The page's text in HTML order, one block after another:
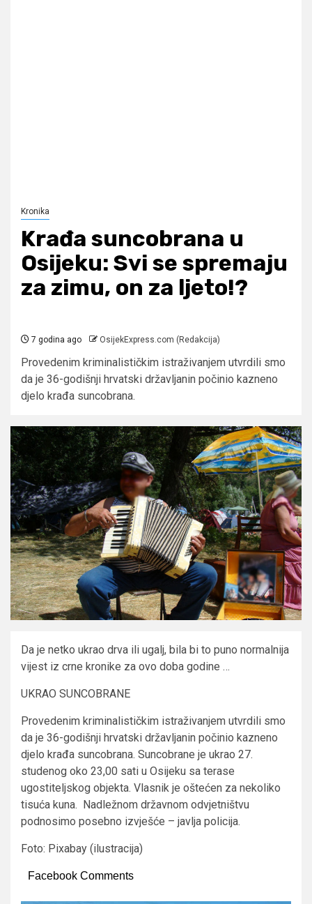
Kronika
Krađa suncobrana u
Osijeku: Svi se spremaju
za zimu, on za ljeto!?
7 godina ago OsijekExpress.com (Redakcija)
Provedenim kriminalističkim istraživanjem utvrdili smo
da je 36-godišnji hrvatski državljanin počinio kazneno
djelo krađa suncobrana.
Da je netko ukrao drva ili ugalj, bila bi to puno normalnija
vijest iz crne kronike za ovo doba godine …
UKRAO SUNCOBRANE
Provedenim kriminalističkim istraživanjem utvrdili smo
da je 36-godišnji hrvatski državljanin počinio kazneno
djelo krađa suncobrana. Suncobrane je ukrao 27.
studenog oko 23,00 sati u Osijeku sa terase
ugostiteljskog objekta. Vlasnik je oštećen za nekoliko
tisuća kuna. Nadležnom državnom odvjetništvu
podnosimo posebno izvješće – javlja policija.
Foto: Pixabay (ilustracija)
Facebook Comments